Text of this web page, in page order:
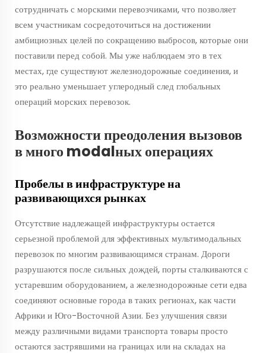
сотрудничать с морскими перевозчиками, что позволяет
всем участникам сосредоточиться на достижении
амбициозных целей по сокращению выбросов, которые они
поставили перед собой. Мы уже наблюдаем это в тех
местах, где существуют железнодорожные соединения, и
это реально уменьшает углеродный след глобальных
операций морских перевозок.
Возможности преодоления вызовов
в много modalных операциях
Пробелы в инфраструктуре на
развивающихся рынках
Отсутствие надлежащей инфраструктуры остается
серьезной проблемой для эффективных мультимодальных
перевозок по многим развивающимся странам. Дороги
разрушаются после сильных дождей, порты сталкиваются с
устаревшим оборудованием, а железнодорожные сети едва
соединяют основные города в таких регионах, как части
Африки и Юго-Восточной Азии. Без улучшения связи
между различными видами транспорта товары просто
остаются застрявшими на границах или на складах на